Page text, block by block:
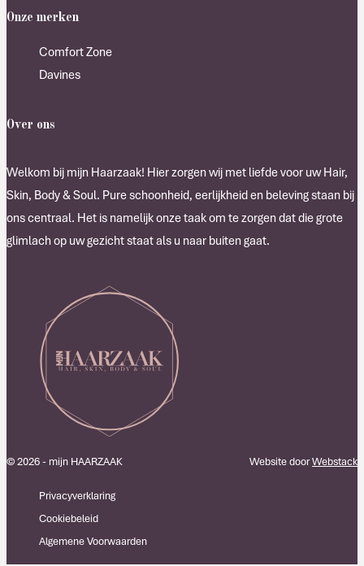
Onze merken
Comfort Zone
Davines
Over ons
Welkom bij mijn Haarzaak! Hier zorgen wij met liefde voor uw Hair,
Skin, Body & Soul. Pure schoonheid, eerlijkheid en beleving staan bij
ons centraal. Het is namelijk onze taak om te zorgen dat die grote
glimlach op uw gezicht staat als u naar buiten gaat.
© 2026 - mijn HAARZAAK
Privacyverklaring
Cookiebeleid
Algemene Voorwaarden
Website doorWebstack